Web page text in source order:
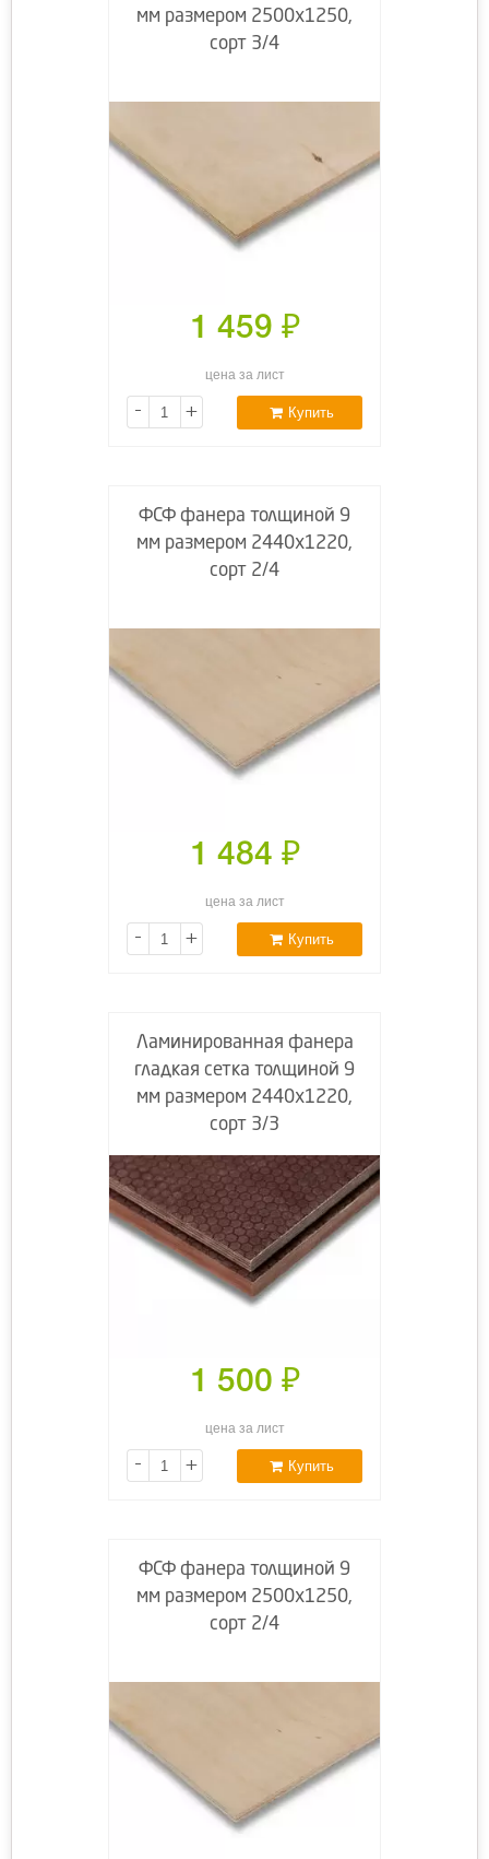
мм размером 2500х1250,
сорт 3/4
1 459 ₽
цена за лист
- + Купить
ФСФ фанера толщиной 9
мм размером 2440х1220,
сорт 2/4
1 484 ₽
цена за лист
- + Купить
Ламинированная фанера
гладкая сетка толщиной 9
мм размером 2440х1220,
сорт 3/3
1 500 ₽
цена за лист
- + Купить
ФСФ фанера толщиной 9
мм размером 2500х1250,
сорт 2/4